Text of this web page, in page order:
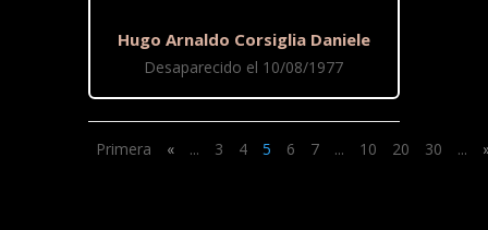
Hugo Arnaldo Corsiglia Daniele
Desaparecido el 10/08/1977
Primera « ... 3 4 5 6 7 ... 10 20 30 ...